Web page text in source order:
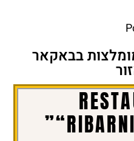
בבאקאר